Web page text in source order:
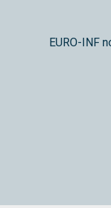
EURO-INF